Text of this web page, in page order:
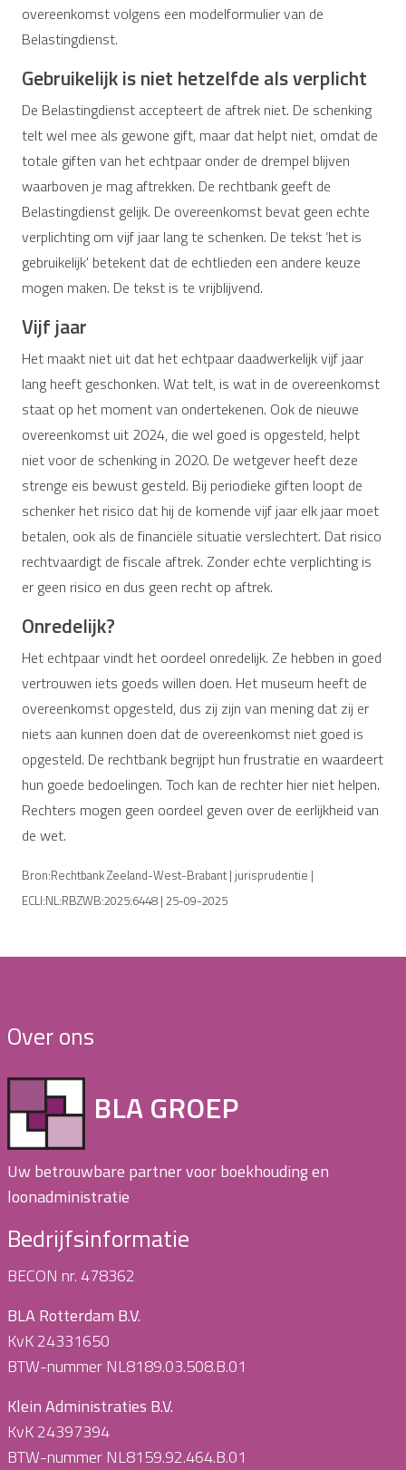
overeenkomst volgens een modelformulier van de
Belastingdienst.
Gebruikelijk is niet hetzelfde als verplicht
De Belastingdienst accepteert de aftrek niet. De schenking
telt wel mee als gewone gift, maar dat helpt niet, omdat de
totale giften van het echtpaar onder de drempel blijven
waarboven je mag aftrekken. De rechtbank geeft de
Belastingdienst gelijk. De overeenkomst bevat geen echte
verplichting om vijf jaar lang te schenken. De tekst ‘het is
gebruikelijk' betekent dat de echtlieden een andere keuze
mogen maken. De tekst is te vrijblijvend.
Vijf jaar
Het maakt niet uit dat het echtpaar daadwerkelijk vijf jaar
lang heeft geschonken. Wat telt, is wat in de overeenkomst
staat op het moment van ondertekenen. Ook de nieuwe
overeenkomst uit 2024, die wel goed is opgesteld, helpt
niet voor de schenking in 2020. De wetgever heeft deze
strenge eis bewust gesteld. Bij periodieke giften loopt de
schenker het risico dat hij de komende vijf jaar elk jaar moet
betalen, ook als de financiële situatie verslechtert. Dat risico
rechtvaardigt de fiscale aftrek. Zonder echte verplichting is
er geen risico en dus geen recht op aftrek.
Onredelijk?
Het echtpaar vindt het oordeel onredelijk. Ze hebben in goed
vertrouwen iets goeds willen doen. Het museum heeft de
overeenkomst opgesteld, dus zij zijn van mening dat zij er
niets aan kunnen doen dat de overeenkomst niet goed is
opgesteld. De rechtbank begrijpt hun frustratie en waardeert
hun goede bedoelingen. Toch kan de rechter hier niet helpen.
Rechters mogen geen oordeel geven over de eerlijkheid van
de wet.
Bron:Rechtbank Zeeland-West-Brabant | jurisprudentie |
ECLI:NL:RBZWB:2025:6448 | 25-09-2025
Over ons
BLA GROEP
Uw betrouwbare partner voor boekhouding en
loonadministratie
Bedrijfsinformatie
BECON nr. 478362
BLA Rotterdam B.V.
KvK 24331650
BTW-nummer NL8189.03.508.B.01
Klein Administraties B.V.
KvK 24397394
BTW-nummer NL8159.92.464.B.01